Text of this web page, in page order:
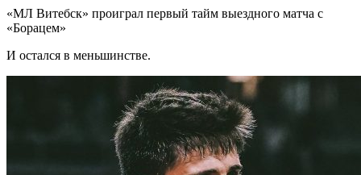
«МЛ Витебск» проиграл первый тайм выездного матча с
«Борацем»
И остался в меньшинстве.